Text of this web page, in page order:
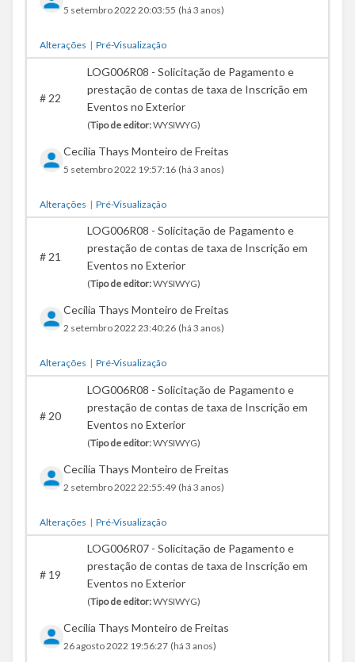
5 setembro 2022 20:03:55 (há 3 anos)
Alterações | Pré-Visualização
#22
LOG006R08 - Solicitação de Pagamento e
prestação de contas de taxa de Inscrição em
Eventos no Exterior
(Tipo de editor:WYSIWYG)
Cecilia Thays Monteiro de Freitas
5 setembro 2022 19:57:16 (há 3 anos)
Alterações | Pré-Visualização
#21
LOG006R08 - Solicitação de Pagamento e
prestação de contas de taxa de Inscrição em
Eventos no Exterior
(Tipo de editor:WYSIWYG)
Cecilia Thays Monteiro de Freitas
2 setembro 2022 23:40:26 (há 3 anos)
Alterações | Pré-Visualização
#20
LOG006R08 - Solicitação de Pagamento e
prestação de contas de taxa de Inscrição em
Eventos no Exterior
(Tipo de editor:WYSIWYG)
Cecilia Thays Monteiro de Freitas
2 setembro 2022 22:55:49 (há 3 anos)
Alterações | Pré-Visualização
#19
LOG006R07 - Solicitação de Pagamento e
prestação de contas de taxa de Inscrição em
Eventos no Exterior
(Tipo de editor:WYSIWYG)
Cecilia Thays Monteiro de Freitas
26 agosto 2022 19:56:27 (há 3 anos)